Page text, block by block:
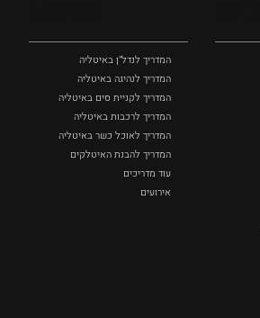
המדריך לנדל"ן באיטליה
המדריך לנהיגה באיטליה
המדריך לקניית סים באיטליה
המדריך לרכבות באיטליה
המדריך לאוכל כשר באיטליה
המדריך להבנת האיטלקים
עוד מדריכים
אירועים